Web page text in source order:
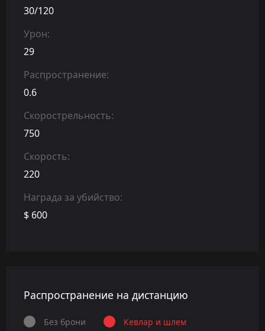
30/120
Урон:
29
Распространение:
0.6
Скорострельность:
750
Скорость:
220
Награда за убийство:
$ 600
Распространение на дистанцию
Без брони Кевлар и шлем